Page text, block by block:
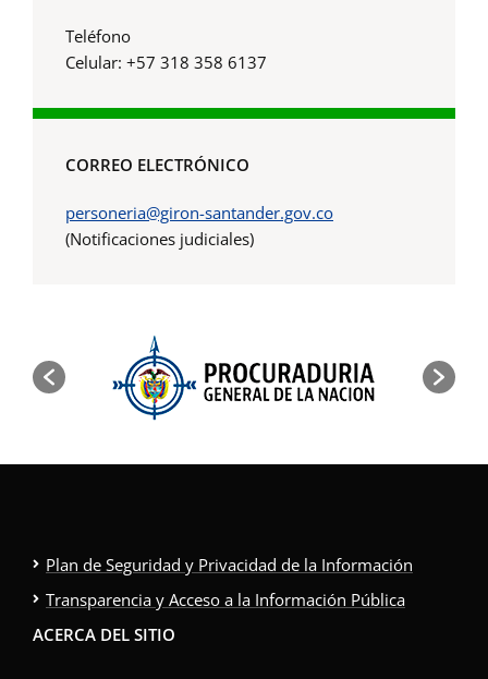
Teléfono
Celular: +57 318 358 6137
CORREO ELECTRÓNICO
personeria@giron-santander.gov.co
(Notificaciones judiciales)
Plan de Seguridad y Privacidad de la Información
Transparencia y Acceso a la Información Pública
ACERCA DEL SITIO